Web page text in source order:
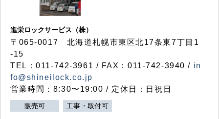
進栄ロックサービス（株）
〒065-0017 北海道札幌市東区北17条東7丁目1
-15
TEL：011-742-3961 / FAX：011-742-3940 / in
fo@shineilock.co.jp
営業時間：8:30〜19:00 / 定休日：日祝日
販売可 工事・取付可